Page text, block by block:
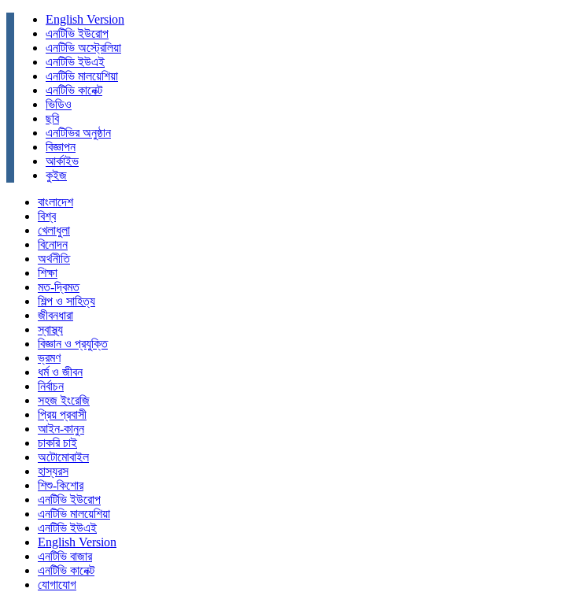
English Version
এনটিভি ইউরোপ
এনটিভি অস্ট্রেলিয়া
এনটিভি ইউএই
এনটিভি মালয়েশিয়া
এনটিভি কানেক্ট
ভিডিও
ছবি
এনটিভির অনুষ্ঠান
বিজ্ঞাপন
আর্কাইভ
কুইজ
বাংলাদেশ
বিশ্ব
খেলাধুলা
বিনোদন
অর্থনীতি
শিক্ষা
মত-দ্বিমত
শিল্প ও সাহিত্য
জীবনধারা
স্বাস্থ্য
বিজ্ঞান ও প্রযুক্তি
ভ্রমণ
ধর্ম ও জীবন
নির্বাচন
সহজ ইংরেজি
প্রিয় প্রবাসী
আইন-কানুন
চাকরি চাই
অটোমোবাইল
হাস্যরস
শিশু-কিশোর
এনটিভি ইউরোপ
এনটিভি মালয়েশিয়া
এনটিভি ইউএই
English Version
এনটিভি বাজার
এনটিভি কানেক্ট
যোগাযোগ